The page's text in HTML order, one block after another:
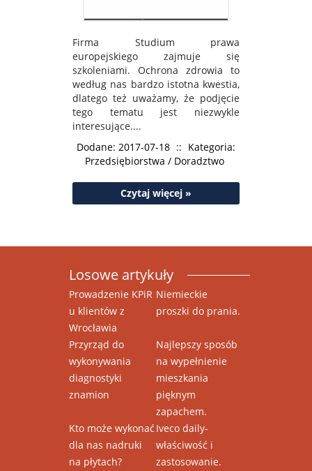
Firma Studium prawa
europejskiego zajmuje się
szkoleniami. Ochrona zdrowia to
według nas bardzo istotna kwestia,
dlatego też uważamy, że podjęcie
tego tematu jest niezwykle
interesujące....
Dodane: 2017-07-18 :: Kategoria:
Przedsiębiorstwa / Doradztwo
Czytaj więcej »
Losowe artykuły
Prowadzenie KPiR
u klientów z
Wrocławia
Niemieckie
proszki do prania.
Przyrząd do
wykonywania
diagnostyki
znamion
Najlepszy sposób
na wypełnienie
mieszkania
pięknym
zapachem.
Kto może wykonać
dla nas nadruki
na płytach?
Iveco daily-
właściwość i
zastosowanie.